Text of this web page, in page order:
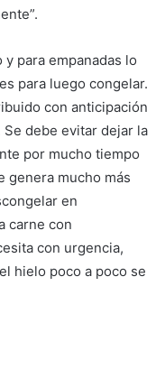
y para empanadas lo
para luego congelar.
con anticipación
debe evitar dejar la
por mucho tiempo
genera mucho más
en
carne con
con urgencia,
hielo poco a poco se